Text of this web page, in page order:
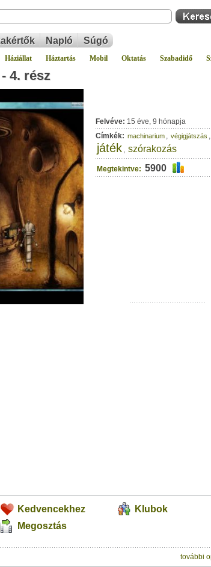
Napló Súgó
Háziállat Háztartás Mobil Oktatás Szabadidő
4. rész
Felvéve: 15 éve, 9 hónapja
Címkék: machinarium , végigjátszás ,
játék , szórakozás
Megtekintve: 5900
Kedvencekhez
Klubok
Megosztás
további